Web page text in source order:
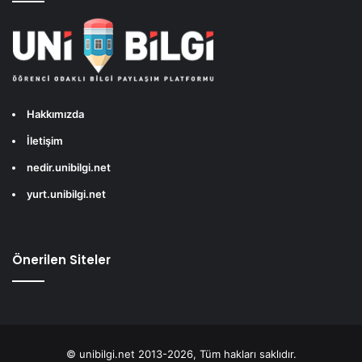
Hakkımızda
İletişim
nedir.unibilgi.net
yurt.unibilgi.net
Önerilen Siteler
© unibilgi.net 2013-2026, Tüm hakları saklıdır.